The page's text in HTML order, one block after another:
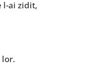
l-ai zidit,
lor.